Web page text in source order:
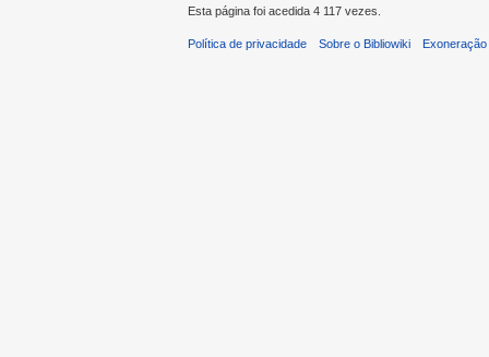
Esta página foi acedida 4 117 vezes.
Política de privacidade Sobre o Bibliowiki